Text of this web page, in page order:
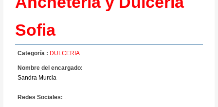
Sofia
Categoría : DULCERIA
Nombre del encargado:
Sandra Murcia
Redes Sociales: .